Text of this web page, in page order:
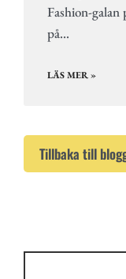
Fashion-galan
på…
LÄS MER »
Tillbaka till